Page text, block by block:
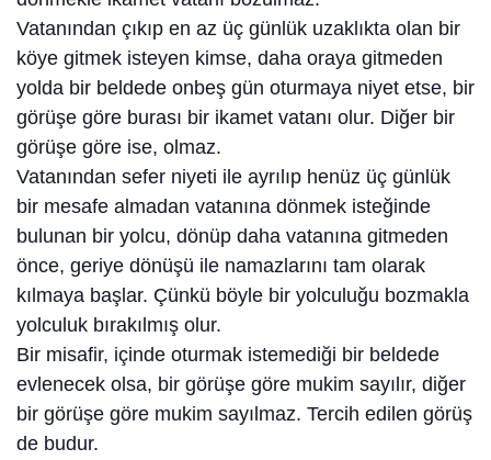
Vatanından çıkıp en az üç günlük uzaklıkta olan bir
köye gitmek isteyen kimse, daha oraya gitmeden
yolda bir beldede onbeş gün oturmaya niyet etse, bir
görüşe göre burası bir ikamet vatanı olur. Diğer bir
görüşe göre ise, olmaz.
Vatanından sefer niyeti ile ayrılıp henüz üç günlük
bir mesafe almadan vatanına dönmek isteğinde
bulunan bir yolcu, dönüp daha vatanına gitmeden
önce, geriye dönüşü ile namazlarını tam olarak
kılmaya başlar. Çünkü böyle bir yolculuğu bozmakla
yolculuk bırakılmış olur.
Bir misafir, içinde oturmak istemediği bir beldede
evlenecek olsa, bir görüşe göre mukim sayılır, diğer
bir görüşe göre mukim sayılmaz. Tercih edilen görüş
de budur.